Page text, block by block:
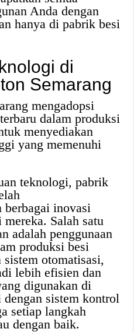
Anda dengan
hanya di pabrik besi
di
Semarang
mengadopsi
dalam produksi
menyediakan
yang memenuhi
teknologi, pabrik
berbagai inovasi
Salah satu
adalah penggunaan
produksi besi
sistem otomatisasi,
lebih efisien dan
digunakan di
sistem kontrol
setiap langkah
dengan baik.